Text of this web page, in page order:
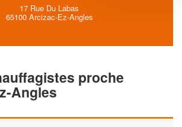
17 Rue Du Labas
65100 Arcizac-Ez-Angles
proche
Angles